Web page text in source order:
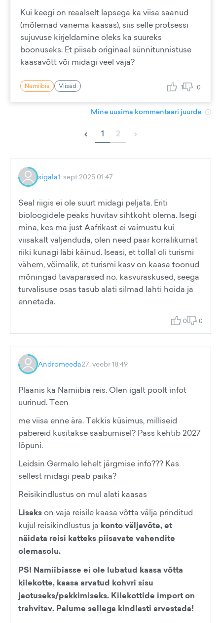
Kui keegi on reaalselt lapsega ka viisa saanud
(mõlemad vanema kaasas), siis selle protsessi
sujuvuse kirjeldamine oleks ka suureks
boonuseks. Et piisab originaal sünnitunnistuse
kaasavõtt või midagi veel vaja?
Namiibia Viisad 1 0
Mine uusima kommentaari juurde
‹ 1 2 ›
sigala1. sept 2025 01:47
Seal riigis ei ole suurt midagi peljata. Eriti
bioloogidele peaks huvitav sihtkoht olema. Isegi
mina, kes ma just Aafrikast ei vaimustu kui
viisakalt väljenduda, olen need paar korralikumat
riiki kunagi läbi käinud. Iseasi, et tollal oli turismi
vähem, võimalik, et turismi kasv on kaasa toonud
mõningad tavapärased nö. kasvuraskused, seega
turvalisuse osas tasub alati silmad lahti hoida ja
ennetada.
0 0
Andromeeda27. veebr 18:49
Plaanis ka Namiibia reis. Olen igalt poolt infot
uurinud. Teen
me viisa enne ära. Tekkis küsimus, milliseid
pabereid küsitakse saabumisel? Pass kehtib 2027
lõpuni.
Leidsin Germalo lehelt järgmise info??? Kas
sellest midagi peab paika?
Reisikindlustus on mul alati kaasas
Lisaks on vaja reisile kaasa võtta välja prinditud
kujul reisikindlustus ja konto väljavõte, et
näidata reisi katteks piisavate vahendite
olemasolu.
PS! Namiibiasse ei ole lubatud kaasa võtta
kilekotte, kaasa arvatud kohvri sisu
jaotuseks/pakkimiseks. Kilekottide import on
trahvitav. Palume sellega kindlasti arvestada!